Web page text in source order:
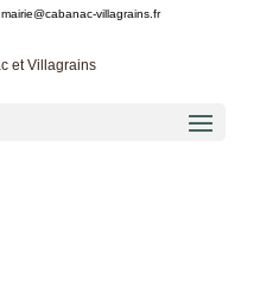
mairie@cabanac-villagrains.fr